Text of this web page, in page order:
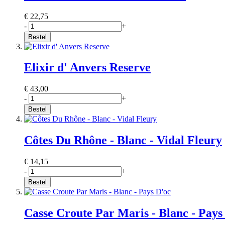
€ 22,75
-
+
Bestel
Elixir d' Anvers Reserve
€ 43,00
-
+
Bestel
Côtes Du Rhône - Blanc - Vidal Fleury
€ 14,15
-
+
Bestel
Casse Croute Par Maris - Blanc -